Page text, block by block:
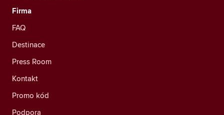
Firma
FAQ
Destinace
Press Room
Kontakt
Promo kód
Podpora